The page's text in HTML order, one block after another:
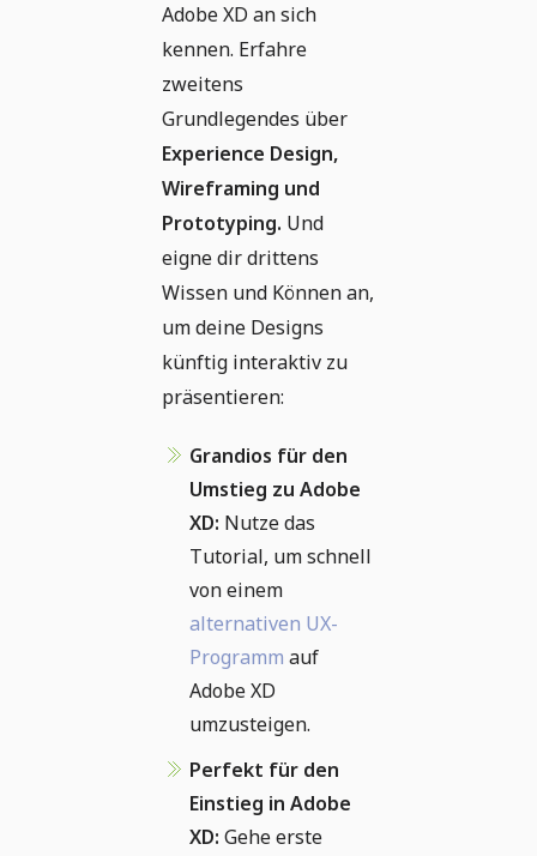
Adobe XD an sich
kennen. Erfahre
zweitens
Grundlegendes über
Experience Design,
Wireframing und
Prototyping. Und
eigne dir drittens
Wissen und Können an,
um deine Designs
künftig interaktiv zu
präsentieren:
Grandios für den
Umstieg zu Adobe
XD: Nutze das
Tutorial, um schnell
von einem
alternativen UX-
Programm auf
Adobe XD
umzusteigen.
Perfekt für den
Einstieg in Adobe
XD: Gehe erste